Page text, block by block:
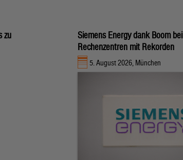
zu
Siemens Energy dank Boom bei
Rechenzentren mit Rekorden
5. August 2026, München